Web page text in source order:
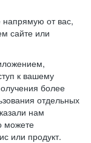
от вас,
сайте или
к вашему
более
отдельных
нам
можете
или продукт.